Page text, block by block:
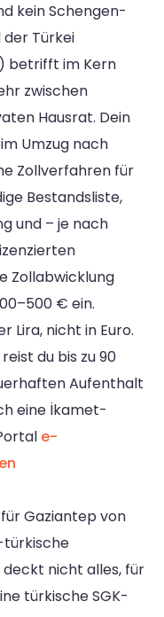
kein Schengen-
der Türkei
betrifft im Kern
zwischen
Hausrat. Dein
Umzug nach
Zollverfahren für
Bestandsliste,
und – je nach
Zollabwicklung
€ ein.
Lira, nicht in Euro.
du bis zu 90
Aufenthalt
eine İkamet-
e-
Gaziantep von
türkische
nicht alles, für
türkische SGK-